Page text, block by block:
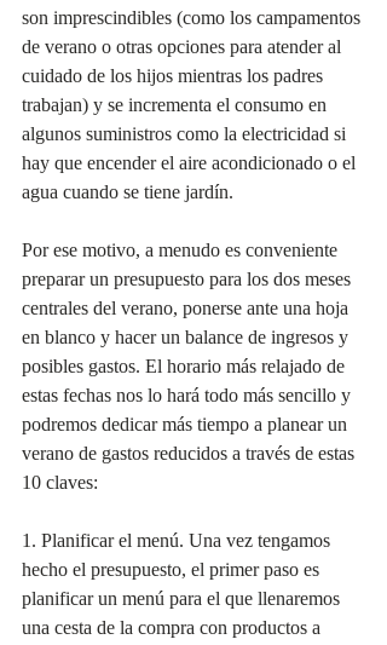
son imprescindibles (como los campamentos
de verano o otras opciones para atender al
cuidado de los hijos mientras los padres
trabajan) y se incrementa el consumo en
algunos suministros como la electricidad si
hay que encender el aire acondicionado o el
agua cuando se tiene jardín.
Por ese motivo, a menudo es conveniente
preparar un presupuesto para los dos meses
centrales del verano, ponerse ante una hoja
en blanco y hacer un balance de ingresos y
posibles gastos. El horario más relajado de
estas fechas nos lo hará todo más sencillo y
podremos dedicar más tiempo a planear un
verano de gastos reducidos a través de estas
10 claves:
1. Planificar el menú. Una vez tengamos
hecho el presupuesto, el primer paso es
planificar un menú para el que llenaremos
una cesta de la compra con productos a